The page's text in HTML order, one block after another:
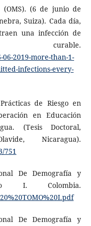
(OMS). (6 de junio de
Suiza). Cada día,
una infección de
curable.
2019-more-than-1-
infections-every-
de Riesgo en
en Educación
(Tesis Doctoral,
Nicaragua).
751
De Demografía y
I. Colombia.
De Demografía y